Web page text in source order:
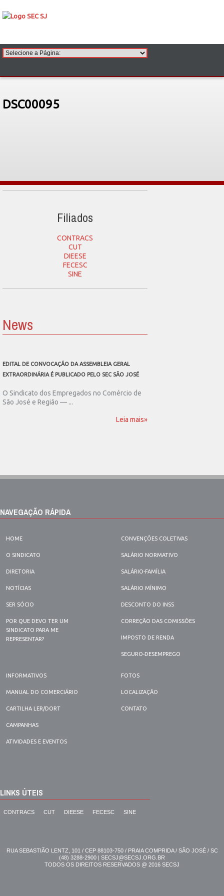
DSC00095
Filiados
CONTRACS
CUT
DIEESE
FECESC
SINE
News
EDITAL DE CONVOCAÇÃO DA ASSEMBLEIA GERAL
EXTRAORDINÁRIA É PUBLICADO PELO SEC SÃO JOSÉ
O Sindicato dos Empregados no Comércio de
São José e Região — ...
Leia mais»
NAVEGAÇÃO RÁPIDA
HOME
O SINDICATO
DIRETORIA
NOTÍCIAS
SER SÓCIO
POR QUE DEVO TER UM
SINDICATO PARA ME
REPRESENTAR?
CONVENÇÕES COLETIVAS
SALÁRIO NORMATIVO
SALÁRIO-FAMÍLIA
SALÁRIO MÍNIMO
DESCONTO DO INSS
CORREÇÃO DAS COMISSÕES
IMPOSTO DE RENDA
SEGURO-DESEMPREGO
INFORMATIVOS
MANUAL DO COMERCIÁRIO
CARTILHA LER/DORT
CAMPANHAS
ATIVIDADES E EVENTOS
FOTOS
LOCALIZAÇÃO
CONTATO
LINKS ÚTEIS
CONTRACS CUT DIEESE FECESC SINE
RUA SEBASTIÃO LENTZ, 101 / CEP 88103-750 / PRAIA COMPRIDA / SÃO JOSÉ / SC
(48) 3288-2900 | SECSJ@SECSJ.ORG.BR
TODOS OS DIREITOS RESERVADOS @ 2016 SECSJ